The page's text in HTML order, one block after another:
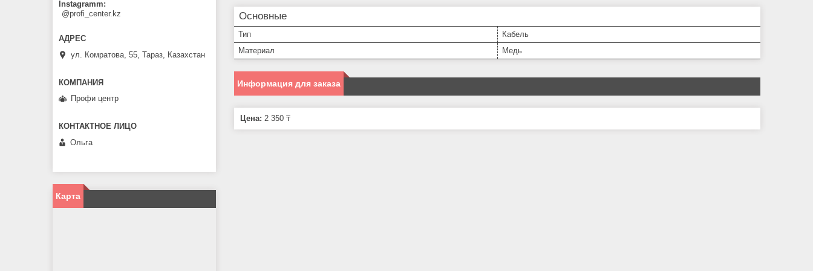
Основные
Тип
Кабель
Материал
Медь
Информация для заказа
Цена: 2 350 ₸
Instagramm
@profi_center.kz
ул. Комратова, 55, Тараз, Казахстан
Профи центр
Ольга
Карта